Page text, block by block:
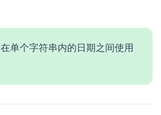
单个字符串内的日期之间使用